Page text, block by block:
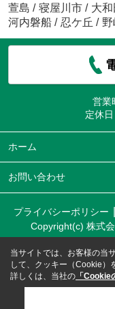
萱島 / 寝屋川市 / 大和
河内磐船 / 忍ケ丘 /
営業
定休日
ホーム
お問い合わせ
プライバシーポリシー
Copyright(c) 株式
当サイトでは、お客様の当
して、クッキー（Cookie）
詳しくは、当社の 「Cookie